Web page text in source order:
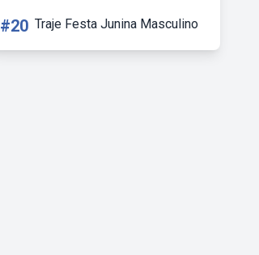
#20 Traje Festa Junina Masculino